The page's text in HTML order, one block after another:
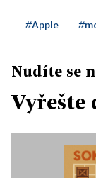
#Apple
Nudíte se
Vyřešte